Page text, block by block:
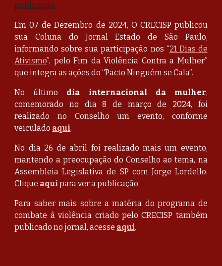
publicação
Em 07 de Dezembro de 2024, O CRECISP publicou
sua Coluna do Jornal Estado de São Paulo,
informando sobre sua participação nos “21 Dias de
Ativismo”, pelo Fim da Violência Contra a Mulher”
que integra as ações do “Pacto Ninguém se Cala”.
No último dia internacional da mulher,
comemorado no dia 8 de março de 2024, foi
realizado no Conselho um evento, conforme
veiculado aqui.
No dia 26 de abril foi realizado mais um evento,
mantendo a preocupação do Conselho ao tema, na
Assembleia Legislativa de SP com Jorge Lordello.
Clique aqui para ver a publicação.
Para saber mais sobre a matéria do programa de
combate à violência criado pelo CRECISP também
publicado no jornal, acesse aqui.